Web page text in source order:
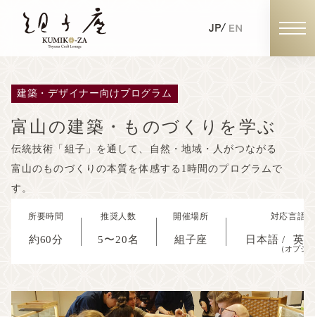
組子体験の予約
個人の予約
建築・デザイナー向けプログラム
富山の建築・ものづくりを学ぶ
伝統技術「組子」を通して、自然・地域・人がつながる
富山のものづくりの本質を体感する1時間のプログラムで
す。
所要時間
約60分
推奨人数
5〜20名
開催場所
組子座
対応言語
日本語 / 英語
（オプシ